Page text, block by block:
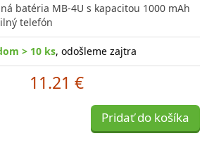
batéria MB-4U s kapacitou 1000 mAh
telefón
> 10 ks, odošleme zajtra
11.21 €
Pridať do košíka